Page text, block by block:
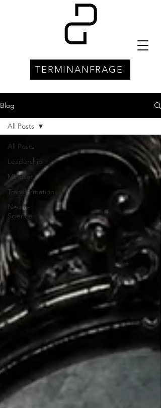
TERMINANFRAGE
Blog
All Posts
Leadership
Mindset
Transformation
Neuro-
Science
All Posts